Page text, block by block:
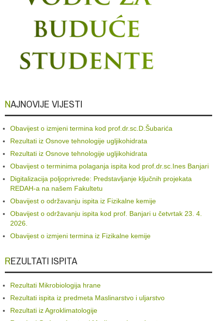
NAJNOVIJE VIJESTI
Obavijest o izmjeni termina kod prof.dr.sc.D.Šubarića
Rezultati iz Osnove tehnologije ugljikohidrata
Rezultati iz Osnove tehnologije ugljikohidrata
Obavijest o terminima polaganja ispita kod prof.dr.sc.Ines Banjari
Digitalizacija poljoprivrede: Predstavljanje ključnih projekata
REDAH-a na našem Fakultetu
Obavijest o održavanju ispita iz Fizikalne kemije
Obavijest o održavanju ispita kod prof. Banjari u četvrtak 23. 4.
2026.
Obavijest o izmjeni termina iz Fizikalne kemije
REZULTATI ISPITA
Rezultati Mikrobiologija hrane
Rezultati ispita iz predmeta Maslinarstvo i uljarstvo
Rezultati iz Agroklimatologije